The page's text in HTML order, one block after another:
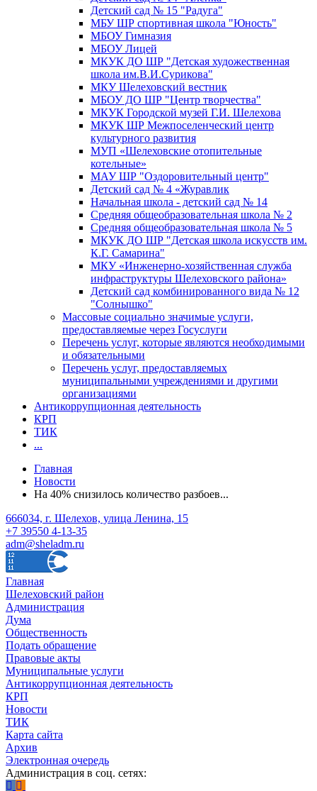
Детский сад № 15 "Радуга"
МБУ ШР спортивная школа "Юность"
МБОУ Гимназия
МБОУ Лицей
МКУК ДО ШР "Детская художественная
школа им.В.И.Сурикова"
МКУ Шелеховский вестник
МБОУ ДО ШР "Центр творчества"
МКУК Городской музей Г.И. Шелехова
МКУК ШР Межпоселенческий центр
культурного развития
МУП «Шелеховские отопительные
котельные»
МАУ ШР "Оздоровительный центр"
Детский сад № 4 «Журавлик
Начальная школа - детский сад № 14
Средняя общеобразовательная школа № 2
Средняя общеобразовательная школа № 5
МКУК ДО ШР "Детская школа искусств им.
К.Г. Самарина"
МКУ «Инженерно-хозяйственная служба
инфраструктуры Шелеховского района»
Детский сад комбинированного вида № 12
"Солнышко"
Массовые социально значимые услуги,
предоставляемые через Госуслуги
Перечень услуг, которые являются необходимыми
и обязательными
Перечень услуг, предоставляемых
муниципальными учреждениями и другими
организациями
Антикоррупционная деятельность
КРП
ТИК
...
Главная
Новости
На 40% снизилось количество разбоев...
666034, г. Шелехов, улица Ленина, 15
+7 39550 4-13-35
adm@sheladm.ru
Главная
Шелеховский район
Администрация
Дума
Общественность
Подать обращение
Правовые акты
Муниципальные услуги
Антикоррупционная деятельность
КРП
Новости
ТИК
Карта сайта
Архив
Электронная очередь
Администрация в соц. сетях: